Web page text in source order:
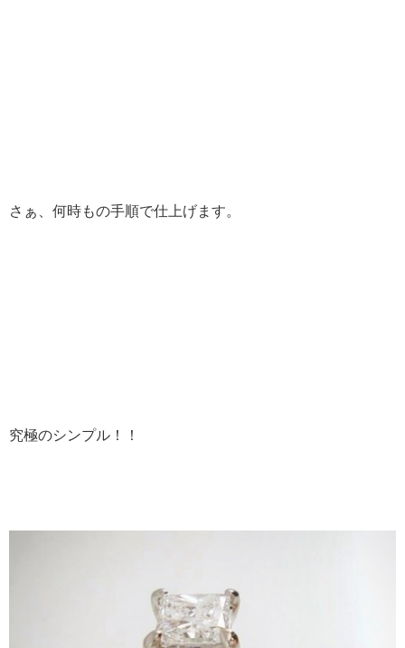
さぁ、何時もの手順で仕上げます。
究極のシンプル！！